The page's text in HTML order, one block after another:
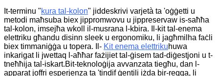
It-terminu "kura tal-kolon" jiddeskrivi varjetà ta 'oġġetti u
metodi maħsuba biex jippromwovu u jippreservaw is-saħħa
tal-kolon, imsejħa wkoll il-musrana l-kbira. Il-kit tal-enema
elettriku għandu disinn sleek u ergonomiku, li jagħmilha faċli
biex timmaniġġa u topera.
Il- Kit enema elettrikuhuwa
inkarigat li jwettaq l-aħħar fażijiet tal-ġisem tad-diġestjoni u t-
tneħħija tal-iskart.Bit-teknoloġija avvanzata tiegħu, dan l-
apparat joffri esperjenza ta 'tindif ġentili iżda bir-reqqa, li